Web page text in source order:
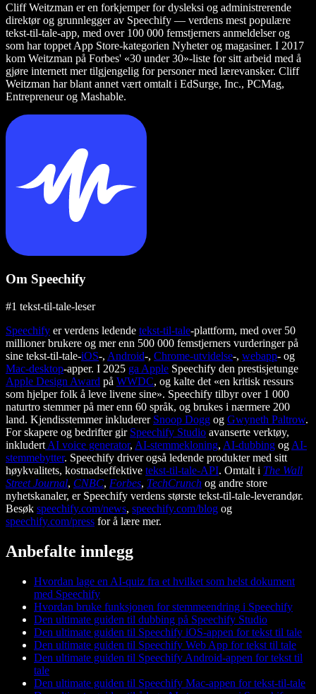
Cliff Weitzman er en forkjemper for dysleksi og administrerende
direktør og grunnlegger av Speechify — verdens mest populære
tekst-til-tale-app, med over 100 000 femstjerners anmeldelser og
som har toppet App Store-kategorien Nyheter og magasiner. I 2017
kom Weitzman på Forbes' «30 under 30»-liste for sitt arbeid med å
gjøre internett mer tilgjengelig for personer med lærevansker. Cliff
Weitzman har blant annet vært omtalt i EdSurge, Inc., PCMag,
Entrepreneur og Mashable.
Om Speechify
#1 tekst-til-tale-leser
Speechify er verdens ledende tekst-til-tale-plattform, med over 50
millioner brukere og mer enn 500 000 femstjerners vurderinger på
sine tekst-til-tale-iOS-, Android-, Chrome-utvidelse-, webapp- og
Mac-desktop-apper. I 2025 ga Apple Speechify den prestisjetunge
Apple Design Award på WWDC, og kalte det «en kritisk ressurs
som hjelper folk å leve livene sine». Speechify tilbyr over 1 000
naturtro stemmer på mer enn 60 språk, og brukes i nærmere 200
land. Kjendisstemmer inkluderer Snoop Dogg og Gwyneth Paltrow.
For skapere og bedrifter gir Speechify Studio avanserte verktøy,
inkludert AI voice generator, AI-stemmekloning, AI-dubbing og AI-
stemmebytter. Speechify driver også ledende produkter med sitt
høykvalitets, kostnadseffektive tekst-til-tale-API. Omtalt i The Wall
Street Journal, CNBC, Forbes, TechCrunch og andre store
nyhetskanaler, er Speechify verdens største tekst-til-tale-leverandør.
Besøk speechify.com/news, speechify.com/blog og
speechify.com/press for å lære mer.
Anbefalte innlegg
Hvordan lage en AI-quiz fra et hvilket som helst dokument
med Speechify
Hvordan bruke funksjonen for stemmeendring i Speechify
Den ultimate guiden til dubbing på Speechify Studio
Den ultimate guiden til Speechify iOS-appen for tekst til tale
Den ultimate guiden til Speechify Web App for tekst til tale
Den ultimate guiden til Speechify Android-appen for tekst til
tale
Den ultimate guiden til Speechify Mac-appen for tekst-til-tale